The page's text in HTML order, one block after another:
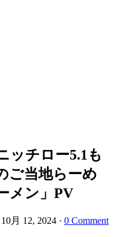
ッチロー5.1も
ご当地らーめ
メン」PV
10月 12, 2024 · 0 Comment